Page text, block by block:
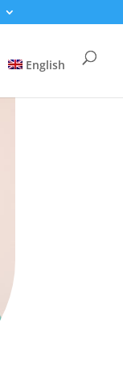
English